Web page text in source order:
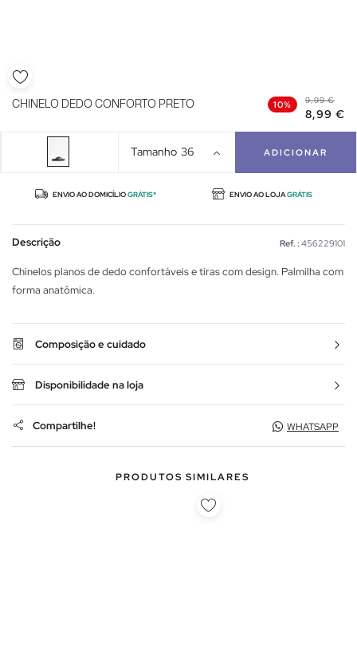
CHINELO DEDO CONFORTO PRETO 10% 9,99 €
8,99 €
Tamanho 36 ADICIONAR
ENVIO AO DOMICÍLIOGRÁTIS* ENVIO AO LOJAGRÁTIS
Descrição Ref. : 456229101
Chinelos planos de dedo confortáveis e tiras com design. Palmilha com
forma anatômica.
Composição e cuidado
Disponibilidade na loja
Compartilhe! WHATSAPP
PRODUTOS SIMILARES